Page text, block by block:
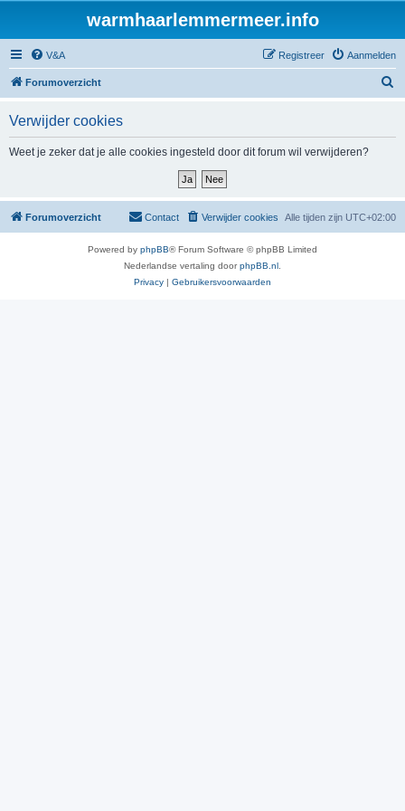
warmhaarlemmermeer.info
V&A Aanmelden
Registreer
Forumoverzicht
Verwijder cookies
Weet je zeker dat je alle cookies ingesteld door dit forum wil verwijderen?
Forumoverzicht Alle tijden zijn UTC+02:00
Verwijder cookies
Contact
Powered by phpBB® Forum Software © phpBB Limited
Nederlandse vertaling doorphpBB.nl
Privacy | Gebruikersvoorwaarden